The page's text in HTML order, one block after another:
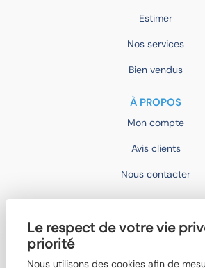
Le respect de votre vie
priorité
Nous utilisons des cookies afin de
Estimer
Nos services
Bien vendus
À PROPOS
Mon compte
Avis clients
Nous contacter
Devenir mandataire